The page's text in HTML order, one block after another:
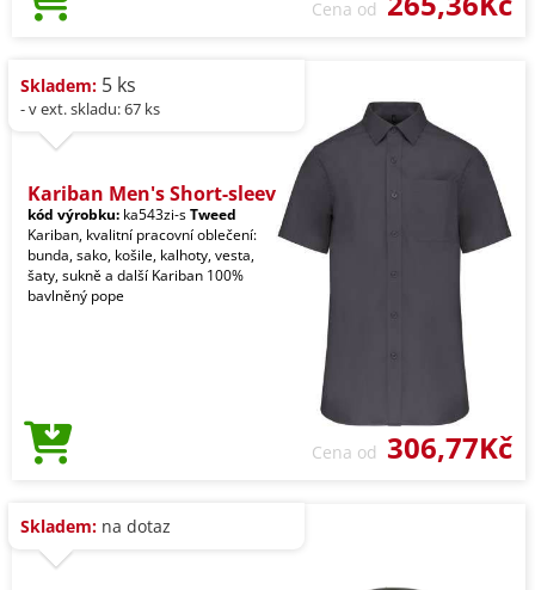
Cena od
Skladem: 5 ks
- v ext. skladu: 67 ks
Kariban Men's Short-sleev
kód výrobku: ka543zi-sTweed
Kariban, kvalitní pracovní oblečení:
bunda, sako, košile, kalhoty, vesta,
šaty, sukně a další Kariban 100%
bavlněný pope
Cena od 306,77Kč
Skladem: na dotaz